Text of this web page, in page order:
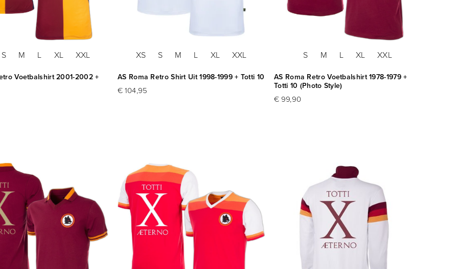
S M L XL XXL
Voetbalshirt 2001-2002 +
XS S M L XL XXL
AS Roma Retro Shirt Uit 1998-1999 + Totti 10
€ 104,95
S M L XL XXL
AS Roma Retro Voetbalshirt 1978-1979 +
Totti 10 (Photo Style)
€ 99,90